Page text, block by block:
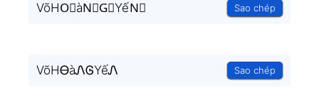
VõHO⃒àN⃒G⃒YếN⃒ Sao chép
VõHᎾàᏁᎶYếᏁ Sao chép